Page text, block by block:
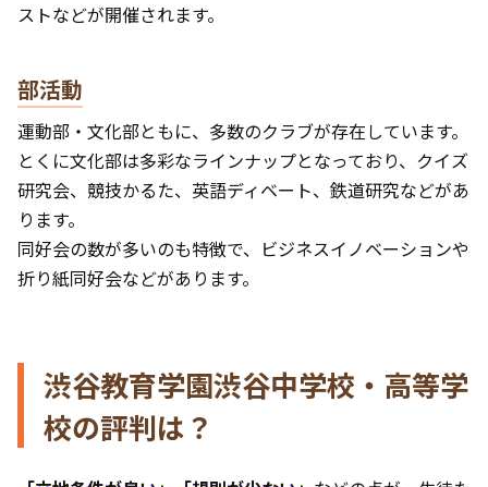
ストなどが開催されます。
部活動
運動部・文化部ともに、多数のクラブが存在しています。
とくに文化部は多彩なラインナップとなっており、クイズ
研究会、競技かるた、英語ディベート、鉄道研究などがあ
ります。
同好会の数が多いのも特徴で、ビジネスイノベーションや
折り紙同好会などがあります。
渋谷教育学園渋谷中学校・高等学
校の評判は？